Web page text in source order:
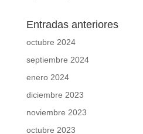
Entradas anteriores
octubre 2024
septiembre 2024
enero 2024
diciembre 2023
noviembre 2023
octubre 2023